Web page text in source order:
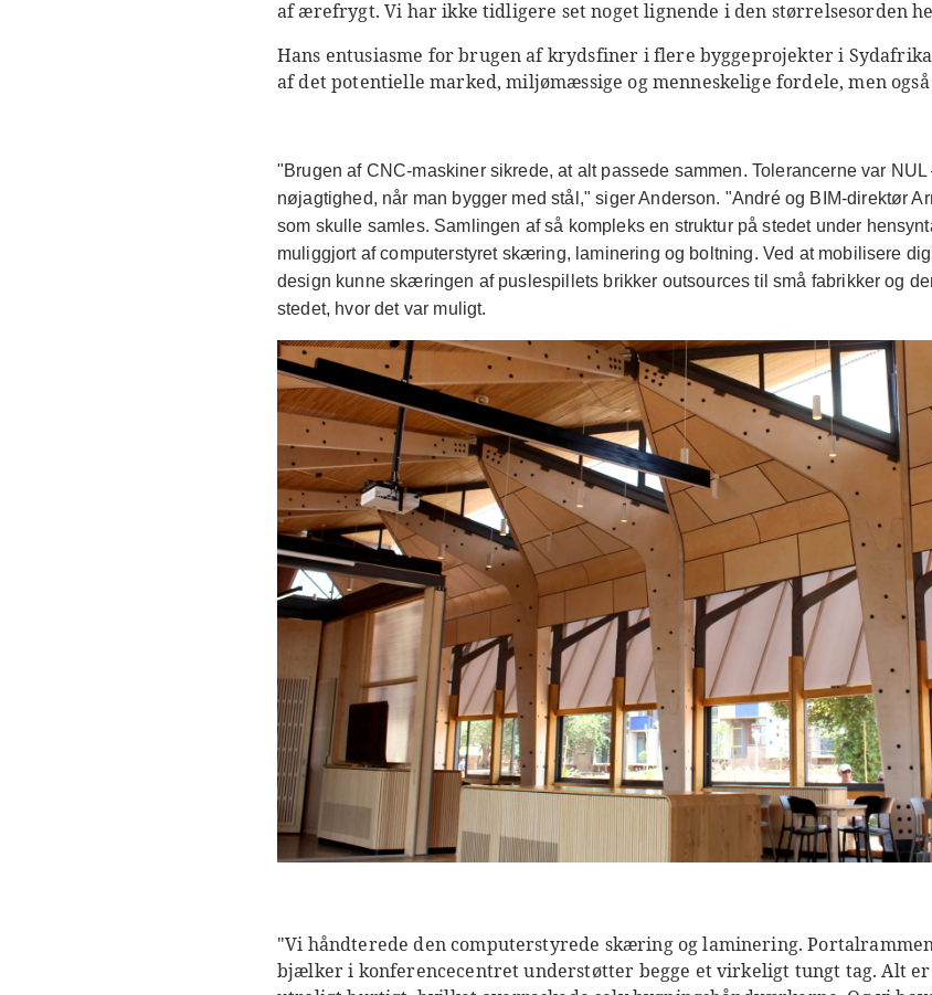
af ærefrygt. Vi har ikke tidligere set noget lignende i den størrelsesorden
Hans entusiasme for brugen af krydsfiner i flere byggeprojekter i
af det potentielle marked, miljømæssige og menneskelige fordele, men
"Brugen af CNC-maskiner sikrede, at alt passede sammen. Tolerancerne var
nøjagtighed, når man bygger med stål," siger Anderson. "André og BIM-direktør
som skulle samles. Samlingen af så kompleks en struktur på stedet under
muliggjort af computerstyret skæring, laminering og boltning. Ved at mobilisere
design kunne skæringen af puslespillets brikker outsources til små fabrikker og
stedet, hvor det var muligt.
"Vi håndterede den computerstyrede skæring og laminering. Portalrammen
bjælker i konferencecentret understøtter begge et virkeligt tungt tag. Alt er